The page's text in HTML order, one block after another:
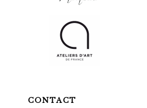
CONTACT